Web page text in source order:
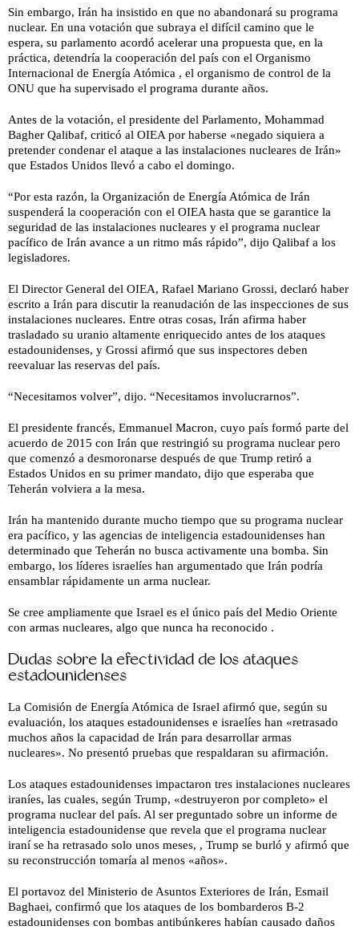
Sin embargo, Irán ha insistido en que no abandonará su programa
nuclear. En una votación que subraya el difícil camino que le
espera, su parlamento acordó acelerar una propuesta que, en la
práctica, detendría la cooperación del país con el Organismo
Internacional de Energía Atómica , el organismo de control de la
ONU que ha supervisado el programa durante años.
Antes de la votación, el presidente del Parlamento, Mohammad
Bagher Qalibaf, criticó al OIEA por haberse «negado siquiera a
pretender condenar el ataque a las instalaciones nucleares de Irán»
que Estados Unidos llevó a cabo el domingo.
“Por esta razón, la Organización de Energía Atómica de Irán
suspenderá la cooperación con el OIEA hasta que se garantice la
seguridad de las instalaciones nucleares y el programa nuclear
pacífico de Irán avance a un ritmo más rápido”, dijo Qalibaf a los
legisladores.
El Director General del OIEA, Rafael Mariano Grossi, declaró haber
escrito a Irán para discutir la reanudación de las inspecciones de sus
instalaciones nucleares. Entre otras cosas, Irán afirma haber
trasladado su uranio altamente enriquecido antes de los ataques
estadounidenses, y Grossi afirmó que sus inspectores deben
reevaluar las reservas del país.
“Necesitamos volver”, dijo. “Necesitamos involucrarnos”.
El presidente francés, Emmanuel Macron, cuyo país formó parte del
acuerdo de 2015 con Irán que restringió su programa nuclear pero
que comenzó a desmoronarse después de que Trump retiró a
Estados Unidos en su primer mandato, dijo que esperaba que
Teherán volviera a la mesa.
Irán ha mantenido durante mucho tiempo que su programa nuclear
era pacífico, y las agencias de inteligencia estadounidenses han
determinado que Teherán no busca activamente una bomba. Sin
embargo, los líderes israelíes han argumentado que Irán podría
ensamblar rápidamente un arma nuclear.
Se cree ampliamente que Israel es el único país del Medio Oriente
con armas nucleares, algo que nunca ha reconocido .
Dudas sobre la efectividad de los ataques
estadounidenses
La Comisión de Energía Atómica de Israel afirmó que, según su
evaluación, los ataques estadounidenses e israelíes han «retrasado
muchos años la capacidad de Irán para desarrollar armas
nucleares». No presentó pruebas que respaldaran su afirmación.
Los ataques estadounidenses impactaron tres instalaciones nucleares
iraníes, las cuales, según Trump, «destruyeron por completo» el
programa nuclear del país. Al ser preguntado sobre un informe de
inteligencia estadounidense que revela que el programa nuclear
iraní se ha retrasado solo unos meses, , Trump se burló y afirmó que
su reconstrucción tomaría al menos «años».
El portavoz del Ministerio de Asuntos Exteriores de Irán, Esmail
Baghaei, confirmó que los ataques de los bombarderos B-2
estadounidenses con bombas antibúnkeres habían causado daños